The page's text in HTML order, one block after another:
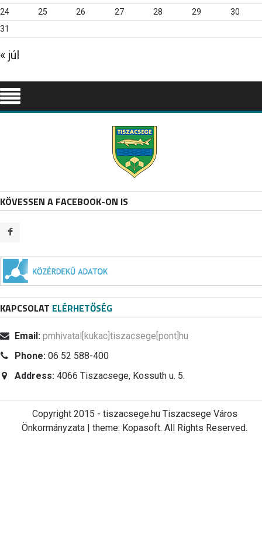
24
25 26 27 28 29
30
31
« júl
KÖVESSEN A FACEBOOK-ON IS
KAPCSOLAT ELÉRHETŐSÉG
Email: pmhivatal[kukac]tiszacsege[pont]hu
Phone: 06 52 588-400
Address: 4066 Tiszacsege, Kossuth u. 5.
Copyright 2015 - tiszacsege.hu Tiszacsege Város
Önkormányzata | theme: Kopasoft. All Rights Reserved.